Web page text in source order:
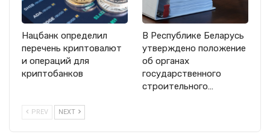
Нацбанк определил
перечень криптовалют
и операций для
криптобанков
В Республике Беларусь
утверждено положение
об органах
государственного
строительного…
PREV NEXT